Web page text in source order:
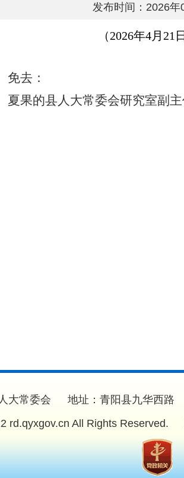
发布时间：2026年
（2026年4月
免去：
夏果的县人大常委会研究室副
人大常委会 地址：青阳县九华西
rd.qyxgov.cn All Rights Reserved.